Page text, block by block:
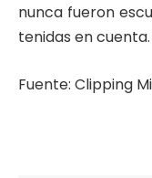
nunca fueron
tenidas en cuenta.
Fuente: Clipping